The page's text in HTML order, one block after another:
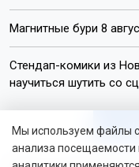
Магнитные бури 8
Стендап-комики из
научиться шутить со
Мы используем файлы
анализа посещаемости